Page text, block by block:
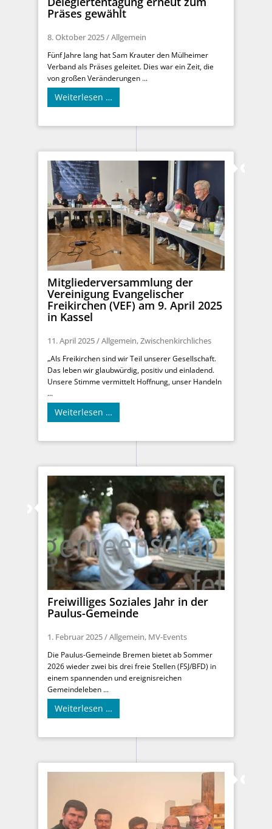
Präses gewählt
8. Oktober 2025/Allgemein
Fünf Jahre lang hat Sam Krauter den Mülheimer
Verband als Präses geleitet. Dies war ein Zeit, die
von großen Veränderungen ...
Weiterlesen …
Mitgliederversammlung der
Vereinigung Evangelischer
Freikirchen (VEF) am 9. April 2025
in Kassel
11. April 2025/Allgemein,Zwischenkirchliches
„Als Freikirchen sind wir Teil unserer Gesellschaft.
Das leben wir glaubwürdig, positiv und einladend.
Unsere Stimme vermittelt Hoffnung, unser Handeln
...
Weiterlesen …
Freiwilliges Soziales Jahr in der
Paulus-Gemeinde
1. Februar 2025/Allgemein, MV-Events
Die Paulus-Gemeinde Bremen bietet ab Sommer
2026 wieder zwei bis drei freie Stellen (FSJ/BFD) in
einem spannenden und ereignisreichen
Gemeindeleben ...
Weiterlesen …